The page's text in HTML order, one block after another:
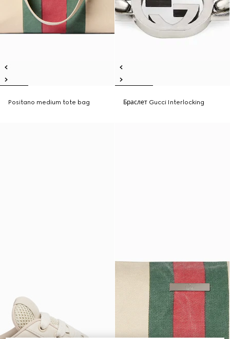
Positano medium tote bag Браслет Gucci Interlocking